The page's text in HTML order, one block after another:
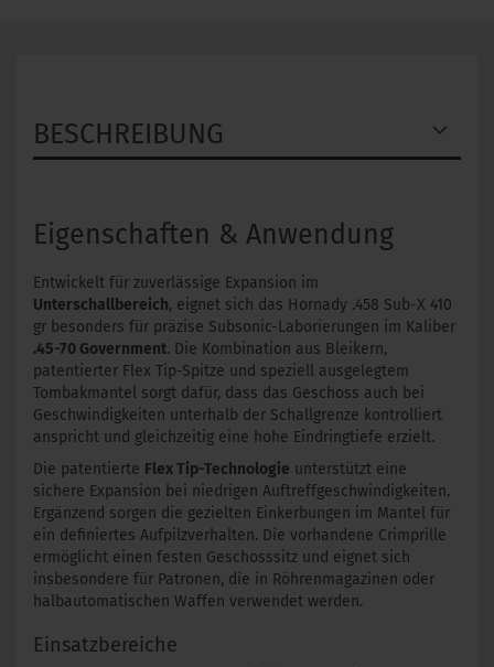
BESCHREIBUNG
Eigenschaften & Anwendung
Entwickelt für zuverlässige Expansion im
Unterschallbereich, eignet sich das Hornady .458 Sub-X 410
gr besonders für präzise Subsonic-Laborierungen im Kaliber
.45-70 Government. Die Kombination aus Bleikern,
patentierter Flex Tip-Spitze und speziell ausgelegtem
Tombakmantel sorgt dafür, dass das Geschoss auch bei
Geschwindigkeiten unterhalb der Schallgrenze kontrolliert
anspricht und gleichzeitig eine hohe Eindringtiefe erzielt.
Die patentierte Flex Tip-Technologie unterstützt eine
sichere Expansion bei niedrigen Auftreffgeschwindigkeiten.
Ergänzend sorgen die gezielten Einkerbungen im Mantel für
ein definiertes Aufpilzverhalten. Die vorhandene Crimprille
ermöglicht einen festen Geschosssitz und eignet sich
insbesondere für Patronen, die in Röhrenmagazinen oder
halbautomatischen Waffen verwendet werden.
Einsatzbereiche